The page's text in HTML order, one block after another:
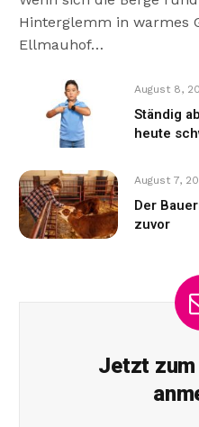
Hinterglemm in warmes
Ellmauhof…
August 8,
Ständig
heute
August 7,
Der
zuvor
Jetzt